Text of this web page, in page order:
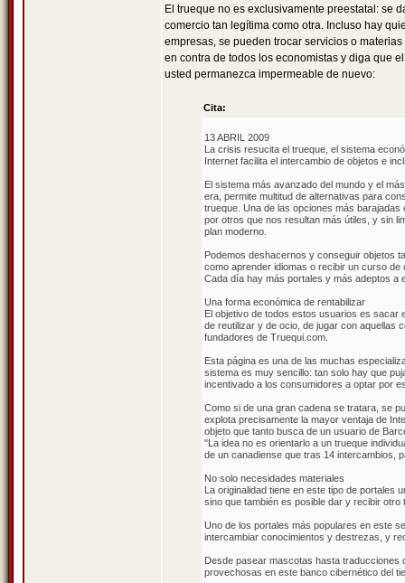
El trueque no es exclusivamente preestatal: se
comercio tan legítima como otra. Incluso hay
empresas, se pueden trocar servicios o
en contra de todos los economistas y diga que
usted permanezca impermeable de nuevo:
Cita:
13 ABRIL 2009
La crisis resucita el trueque, el sistema
Internet facilita el intercambio de objetos e
El sistema más avanzado del mundo y el
era, permite multitud de alternativas para
trueque. Una de las opciones más
por otros que nos resultan más útiles, y sin
plan moderno.
Podemos deshacernos y conseguir objetos
como aprender idiomas o recibir un curso de
Cada día hay más portales y más adeptos a
Una forma económica de rentabilizar
El objetivo de todos estos usuarios es sacar
de reutilizar y de ocio, de jugar con aquellas
fundadores de Truequi.com.
Esta página es una de las muchas
sistema es muy sencillo: tan solo hay que
incentivado a los consumidores a optar por
Como si de una gran cadena se tratara, se
explota precisamente la mayor ventaja de
objeto que tanto busca de un usuario de
"La idea no es orientarlo a un trueque
de un canadiense que tras 14 intercambios,
No solo necesidades materiales
La originalidad tiene en este tipo de portales
sino que también es posible dar y recibir
Uno de los portales más populares en este
intercambiar conocimientos y destrezas, y
Desde pasear mascotas hasta traducciones
provechosas en este banco cibernético del